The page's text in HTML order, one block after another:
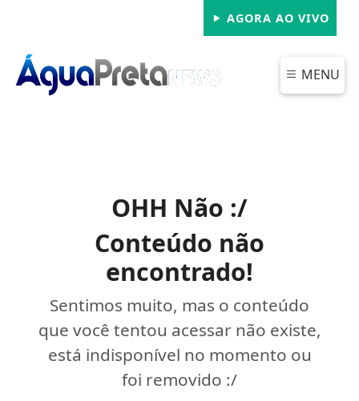
AGORA AO VIVO
MENU
OHH Não :/
Conteúdo não
encontrado!
Sentimos muito, mas o conteúdo
que você tentou acessar não existe,
está indisponível no momento ou
foi removido :/